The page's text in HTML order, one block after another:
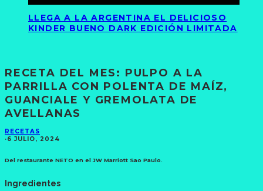
LLEGA A LA ARGENTINA EL DELICIOSO
KINDER BUENO DARK EDICIÓN LIMITADA
RECETA DEL MES: PULPO A LA
PARRILLA CON POLENTA DE MAÍZ,
GUANCIALE Y GREMOLATA DE
AVELLANAS
RECETAS
·6 JULIO, 2024
Del restaurante NETO en el JW Marriott Sao Paulo.
Ingredientes